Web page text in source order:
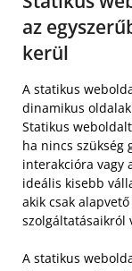
az
kerül
A statikus
dinamikus
Statikus
ha nincs szükség
interakcióra vagy
ideális kisebb
akik csak
szolgáltatásaikról
A statikus